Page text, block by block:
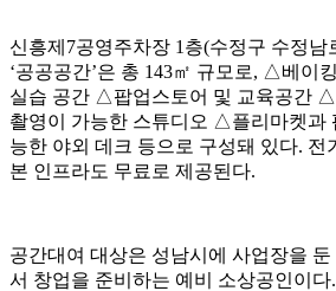
신흥제7공영주차장 1층(수정구 수정남
‘공공공간’은 총 143㎡ 규모로, △베이
실습 공간 △팝업스토어 및 교육공간
촬영이 가능한 스튜디오 △플리마켓과
능한 야외 데크 등으로 구성돼 있다. 전
본 인프라도 무료로 제공된다.
공간대여 대상은 성남시에 사업장을 둔
서 창업을 준비하는 예비 소상공인이